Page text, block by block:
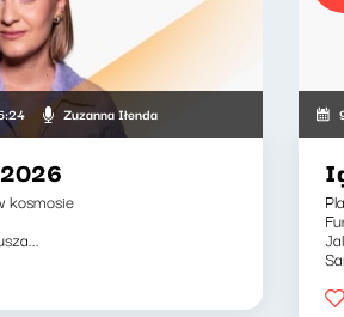
Zuzanna Iłenda
kosmosie